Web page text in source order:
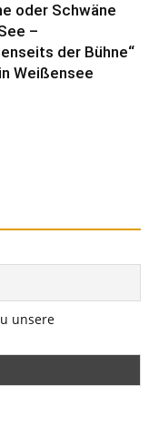
oder Schwäne
–
der Bühne“
Weißensee
unsere